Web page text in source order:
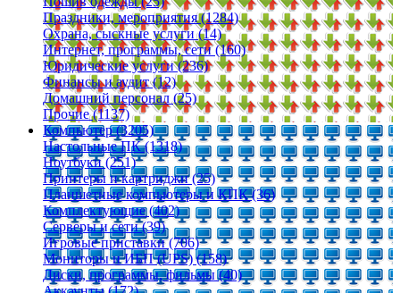
Праздники, мероприятия (1284)
Охрана, сыскные услуги (14)
Интернет, программы, сети (160)
Юридические услуги (236)
Финансы и аудит (12)
Домашний персонал (25)
Прочие (1137)
Компьютер (3205)
Настольные ПК (1318)
Ноутбуки (251)
Принтеры и картриджи (25)
Планшетные компьютеры и КПК (36)
Комплектующие (402)
Серверы и сети (39)
Игровые приставки (706)
Мониторы и ИБП (UPS) (158)
Диски, программы, фильмы (40)